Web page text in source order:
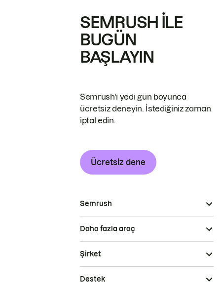
SEMRUSH ILE
BUGÜN
BAŞLAYIN
Semrush'ı yedi gün boyunca
ücretsiz deneyin. İstediğiniz zaman
iptal edin.
Ücretsiz dene
Semrush
Daha fazla araç
Şirket
Destek